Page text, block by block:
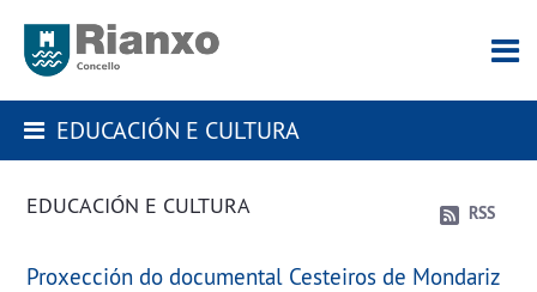
EDUCACIÓN E CULTURA
EDUCACIÓN E CULTURA RSS
Proxección do documental Cesteiros de Mondariz